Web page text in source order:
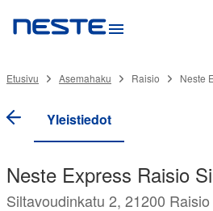
Etusivu Asemahaku Raisio Neste
Yleistiedot
Neste Express Raisio
Siltavoudinkatu 2, 21200 Raisio